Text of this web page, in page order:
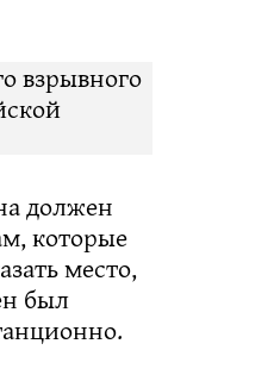
взрывного
должен
которые
место,
был